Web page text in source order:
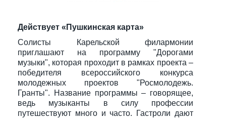
Действует «Пушкинская карта»
Солисты Карельской филармонии
приглашают на программу "Дорогами
музыки", которая проходит в рамках проекта –
победителя всероссийского конкурса
молодежных проектов "Росмолодежь.
Гранты". Название программы – говорящее,
ведь музыканты в силу профессии
путешествуют много и часто. Гастроли дают